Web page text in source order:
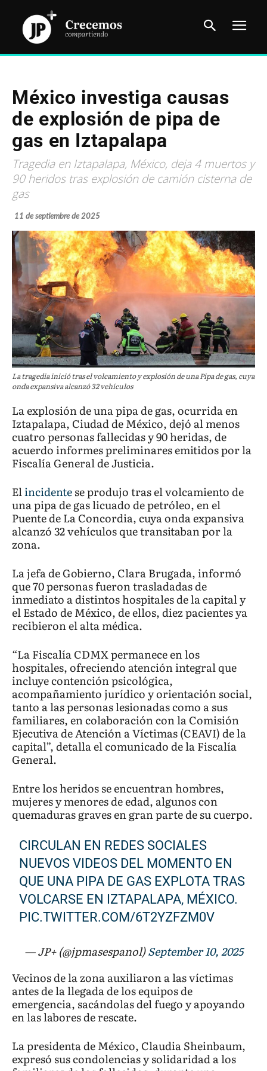
México investiga causas
de explosión de pipa de
gas en Iztapalapa
Tragedia en Iztapalapa, México, deja 4 muertos y
90 heridos tras explosión de camión cisterna de
gas
11 de septiembre de 2025
La tragedia inició tras el volcamiento y explosión de una Pipa de gas, cuya
onda expansiva alcanzó 32 vehículos
La explosión de una pipa de gas, ocurrida en
Iztapalapa, Ciudad de México, dejó al menos
cuatro personas fallecidas y 90 heridas, de
acuerdo informes preliminares emitidos por la
Fiscalía General de Justicia.
Elincidentese produjo tras el volcamiento de
una pipa de gas licuado de petróleo, en el
Puente de La Concordia, cuya onda expansiva
alcanzó 32 vehículos que transitaban por la
zona.
La jefa de Gobierno, Clara Brugada, informó
que 70 personas fueron trasladadas de
inmediato a distintos hospitales de la capital y
el Estado de México, de ellos, diez pacientes ya
recibieron el alta médica.
“La Fiscalía CDMX permanece en los
hospitales, ofreciendo atención integral que
incluye contención psicológica,
acompañamiento jurídico y orientación social,
tanto a las personas lesionadas como a sus
familiares, en colaboración con la Comisión
Ejecutiva de Atención a Víctimas (CEAVI) de la
capital”, detalla el comunicado de la Fiscalía
General.
Entre los heridos se encuentran hombres,
mujeres y menores de edad, algunos con
quemaduras graves en gran parte de su cuerpo.
CIRCULAN EN REDES SOCIALES
NUEVOS VIDEOS DEL MOMENTO EN
QUE UNA PIPA DE GAS EXPLOTA TRAS
VOLCARSE EN IZTAPALAPA, MÉXICO.
PIC.TWITTER.COM/6T2YZFZM0V
— JP+ (@jpmasespanol)September 10, 2025
Vecinos de la zona auxiliaron a las víctimas
antes de la llegada de los equipos de
emergencia, sacándolas del fuego y apoyando
en las labores de rescate.
La presidenta de México, Claudia Sheinbaum,
expresó sus condolencias y solidaridad a los